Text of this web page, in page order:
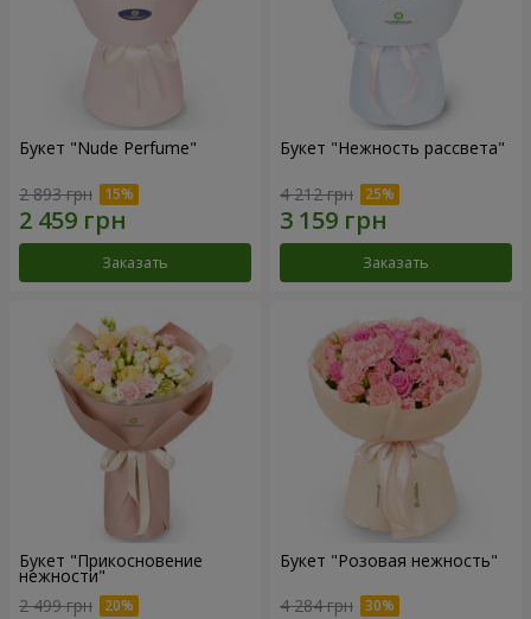
Букет "Nude Perfume"
2 893 грн
Заказать
Букет "Нежность рассвета"
4 212 грн
Заказать
Букет "Прикосновение
нежности"
2 499 грн
Букет "Розовая нежность"
4 284 грн